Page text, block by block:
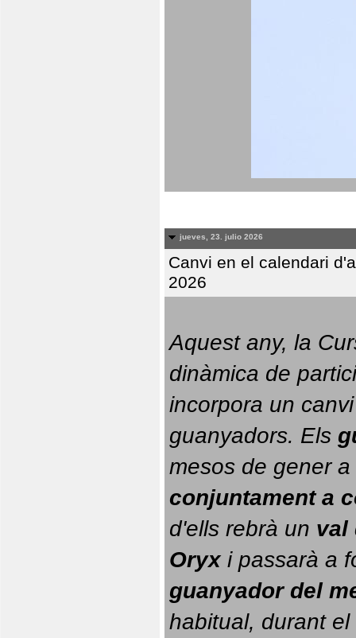
jueves, 23. julio 2026
Canvi en el calendari
2026
Aquest any, la
dinàmica de
incorpora un
guanyadors. Els
conjuntament a
d'ells rebrà un val
Oryx i passarà a
guanyador del
habitual, durant el